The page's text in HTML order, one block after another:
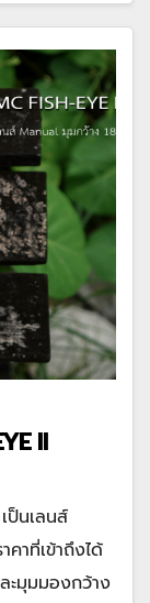
II
ป็นเลนส์
าที่เข้าถึงได้
ะมุมมองกว้าง